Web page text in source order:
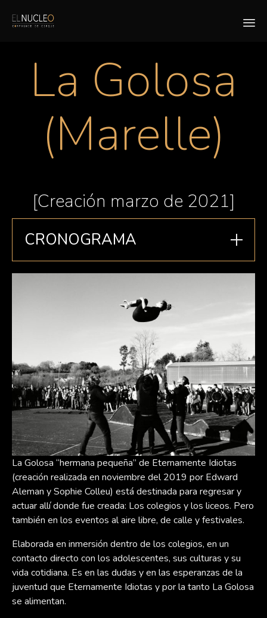
La Golosa
(Marelle)
[Creación marzo de 2021]
CRONOGRAMA
La Golosa “hermana pequeña” de Eternamente Idiotas
(creación realizada en noviembre del 2019 por Edward
Aleman y Sophie Colleu) está destinada para regresar y
actuar allí donde fue creada: Los colegios y los liceos. Pero
también en los eventos al aire libre, de calle y festivales.
Elaborada en inmersión dentro de los colegios, en un
contacto directo con los adolescentes, sus culturas y su
vida cotidiana. Es en las dudas y en las esperanzas de la
juventud que Eternamente Idiotas y por la tanto La Golosa
se alimentan.